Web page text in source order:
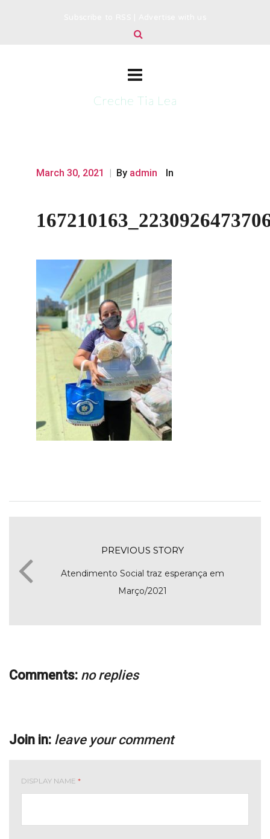
Creche Tia Lea
March 30, 2021 | By admin In
PREVIOUS STORY
Atendimento Social traz esperança em
Março/2021
Comments: no replies
Join in: leave your comment
DISPLAY NAME *